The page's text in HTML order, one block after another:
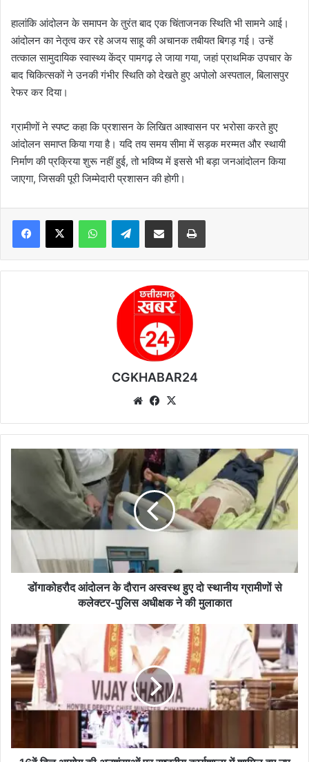
हालांकि आंदोलन के समापन के तुरंत बाद एक चिंताजनक स्थिति भी सामने आई।
आंदोलन का नेतृत्व कर रहे अजय साहू की अचानक तबीयत बिगड़ गई। उन्हें
तत्काल सामुदायिक स्वास्थ्य केंद्र पामगढ़ ले जाया गया, जहां प्राथमिक उपचार के
बाद चिकित्सकों ने उनकी गंभीर स्थिति को देखते हुए अपोलो अस्पताल, बिलासपुर
रेफर कर दिया।
ग्रामीणों ने स्पष्ट कहा कि प्रशासन के लिखित आश्वासन पर भरोसा करते हुए
आंदोलन समाप्त किया गया है। यदि तय समय सीमा में सड़क मरम्मत और स्थायी
निर्माण की प्रक्रिया शुरू नहीं हुई, तो भविष्य में इससे भी बड़ा जनआंदोलन किया
जाएगा, जिसकी पूरी जिम्मेदारी प्रशासन की होगी।
Telegram
CGKHABAR24
We
te
Fa
bo
ok
ह
रौ
द
ल
रा
न
अ
स्व
स्थ
हु
स्था
डोंगाकोहरौद आंदोलन के दौरान अस्वस्थ हुए दो स्थानीय ग्रामीणों से
कलेक्टर-पुलिस अधीक्षक ने की मुलाकात
1
6
वें
वि
त्त
आ
यो
की